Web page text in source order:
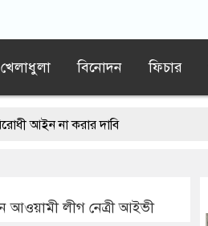
খেলাধুলা বিনোদন ফিচার
দাবি
আওয়ামী লীগ নেত্রী আইভী